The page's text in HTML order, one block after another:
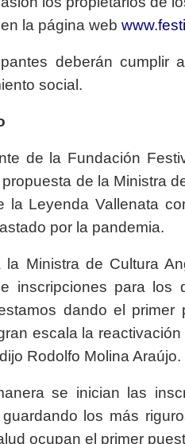
la página web
deberán cumplir
social.
de la Fundación
de la Ministra
la Leyenda Vallenata
por la pandemia.
la Ministra de Cultura
inscripciones para los
dando el
escala la
Rodolfo Molina Araújo.
se inician las
guardando los más
ocupan el primer